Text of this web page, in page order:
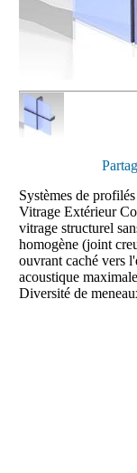
Systèmes de
Vitrage Extérieur
vitrage structurel
homogène (joint
ouvrant caché vers
acoustique
Diversité de